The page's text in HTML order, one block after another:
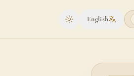
English
Toggle theme